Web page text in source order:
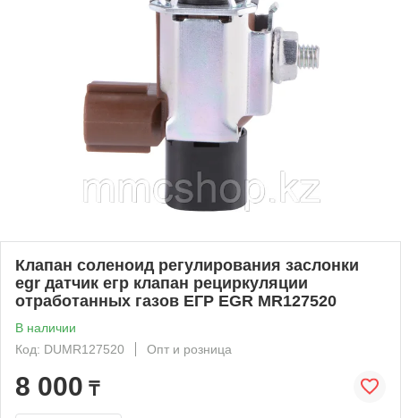
Клапан соленоид регулирования заслонки
egr датчик егр клапан рециркуляции
отработанных газов ЕГР EGR MR127520
В наличии
Код: DUMR127520
Опт и розница
8 000 ₸